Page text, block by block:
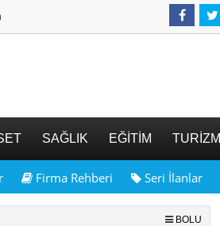
SAĞLIK EĞİTİM TURİZM
Firma Rehberi Seri İlanlar
BOLU